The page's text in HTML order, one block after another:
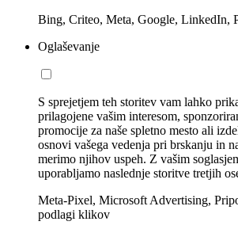
Bing, Criteo, Meta, Google, LinkedIn,
Oglaševanje
S sprejetjem teh storitev vam lahko
prilagojene vašim interesom,
promocije za naše spletno mesto ali
osnovi vašega vedenja pri brskanju in
merimo njihov uspeh. Z vašim
uporabljamo naslednje storitve tretjih
Meta-Pixel, Microsoft Advertising,
podlagi klikov